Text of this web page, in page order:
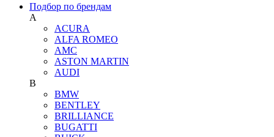
Подбор по брендам
A
ACURA
ALFA ROMEO
AMC
ASTON MARTIN
AUDI
B
BMW
BENTLEY
BRILLIANCE
BUGATTI